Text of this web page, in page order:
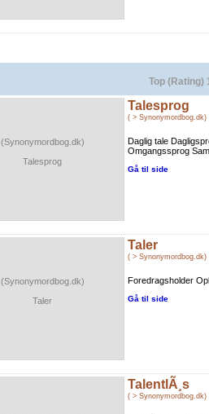
Top (Rating)
(Synonymordbog.dk)
Talesprog
Talesprog
( > Synonymordbog.dk)
Daglig tale
Omgangssprog
Gå til side
(Synonymordbog.dk)
Taler
Taler
( > Synonymordbog.dk)
Foredragsholder
Gå til side
TalentlÃ¸s
( > Synonymordbog.dk)